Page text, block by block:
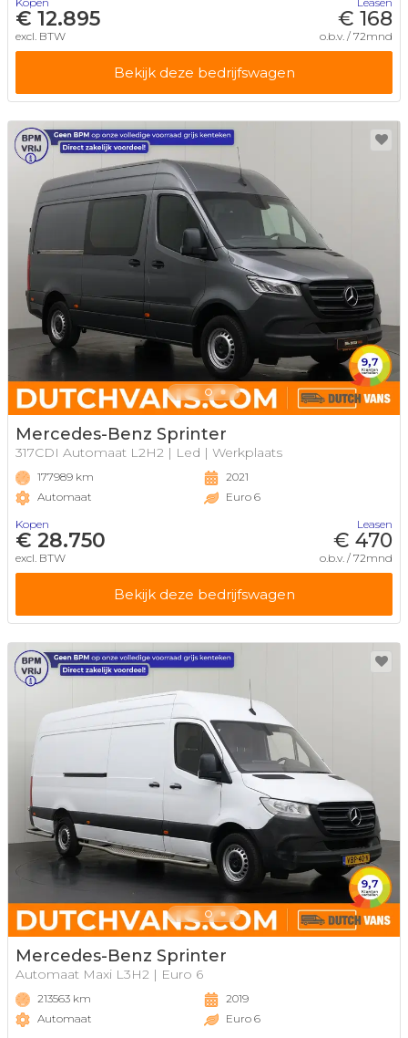
€ 12.895
excl. BTW
€ 168
o.b.v. / 72mnd
Bekijk deze bedrijfswagen
Mercedes-Benz Sprinter
317CDI Automaat L2H2 | Led | Werkplaats
177989 km
Automaat
2021
Euro 6
Kopen
€ 28.750
excl. BTW
Leasen
€ 470
o.b.v. / 72mnd
Bekijk deze bedrijfswagen
Mercedes-Benz Sprinter
Automaat Maxi L3H2 | Euro 6
213563 km
Automaat
2019
Euro 6